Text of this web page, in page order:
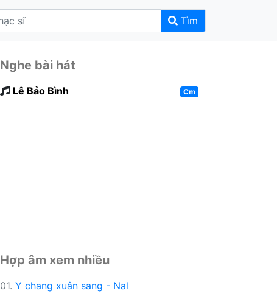
Tìm
Nghe bài hát
Lê Bảo Bình Cm
Hợp âm xem nhiều
01. Y chang xuân sang - Nal